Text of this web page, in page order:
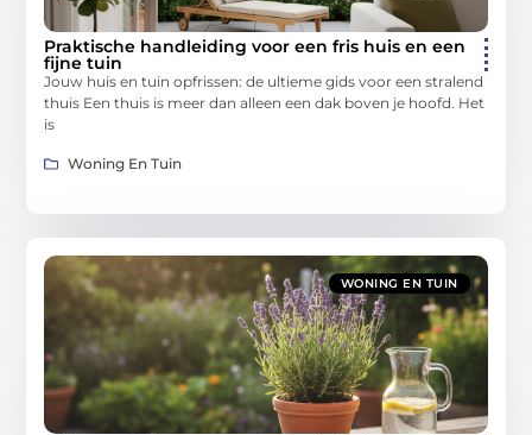
Praktische handleiding voor een fris huis en een
fijne tuin
Jouw huis en tuin opfrissen: de ultieme gids voor een stralend
thuis Een thuis is meer dan alleen een dak boven je hoofd. Het
is
Woning En Tuin
WONING EN TUIN